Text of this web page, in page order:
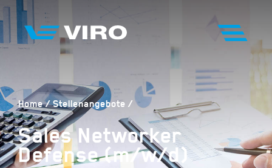
Home Stellenangebote
Sales Networker
Defense (m/w/d)